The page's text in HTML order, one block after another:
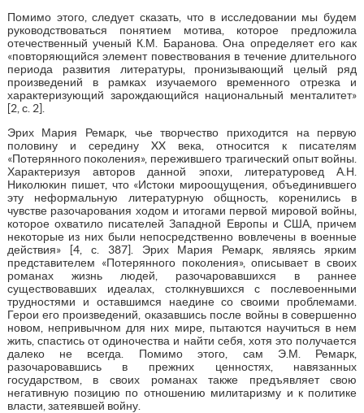
Помимо этого, следует сказать, что в исследовании мы будем
руководствоваться понятием мотива, которое предложила
отечественный ученый К.М. Баранова. Она определяет его как
«повторяющийся элемент повествования в течение длительного
периода развития литературы, пронизывающий целый ряд
произведений в рамках изучаемого временного отрезка и
характеризующий зарождающийся национальный менталитет»
[2, с. 2].
Эрих Мария Ремарк, чье творчество приходится на первую
половину и середину XX века, относится к писателям
«Потерянного поколения», пережившего трагический опыт войны.
Характеризуя авторов данной эпохи, литературовед А.Н.
Николюкин пишет, что «Истоки мироощущения, объединившего
эту неформальную литературную общность, коренились в
чувстве разочарования ходом и итогами первой мировой войны,
которое охватило писателей Западной Европы и США, причем
некоторые из них были непосредственно вовлечены в военные
действия» [4, с. 387]. Эрих Мария Ремарк, являясь ярким
представителем «Потерянного поколения», описывает в своих
романах жизнь людей, разочаровавшихся в раннее
существовавших идеалах, столкнувшихся с послевоенными
трудностями и оставшимся наедине со своими проблемами.
Герои его произведений, оказавшись после войны в совершенно
новом, непривычном для них мире, пытаются научиться в нем
жить, спастись от одиночества и найти себя, хотя это получается
далеко не всегда. Помимо этого, сам Э.М. Ремарк,
разочаровавшись в прежних ценностях, навязанных
государством, в своих романах также предъявляет свою
негативную позицию по отношению милитаризму и к политике
власти, затеявшей войну.